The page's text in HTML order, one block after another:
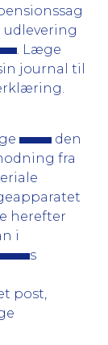
udlevering
. Læge
journal til
den
fra
herefter
i
s
post,